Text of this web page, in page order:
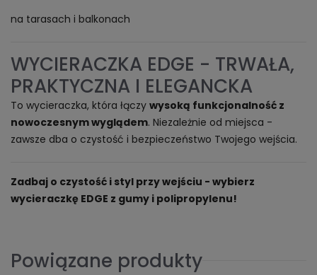
na tarasach i balkonach
WYCIERACZKA EDGE - TRWAŁA,
PRAKTYCZNA I ELEGANCKA
To wycieraczka, która łączy wysoką funkcjonalność z
nowoczesnym wyglądem. Niezależnie od miejsca -
zawsze dba o czystość i bezpieczeństwo Twojego wejścia.
Zadbaj o czystość i styl przy wejściu - wybierz
wycieraczkę EDGE z gumy i polipropylenu!
Powiązane produkty